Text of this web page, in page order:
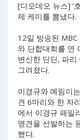
[디오데오 뉴스] ‘
제 케미를 뽐냈다.
12일 방송된 MBC
와 단합대회를 연
변신한 딘딘, 파
그려졌다.
이경규와 예림이
견 6마리와 한 자
에서 이경규 패밀
명견을 선발하는
했다.